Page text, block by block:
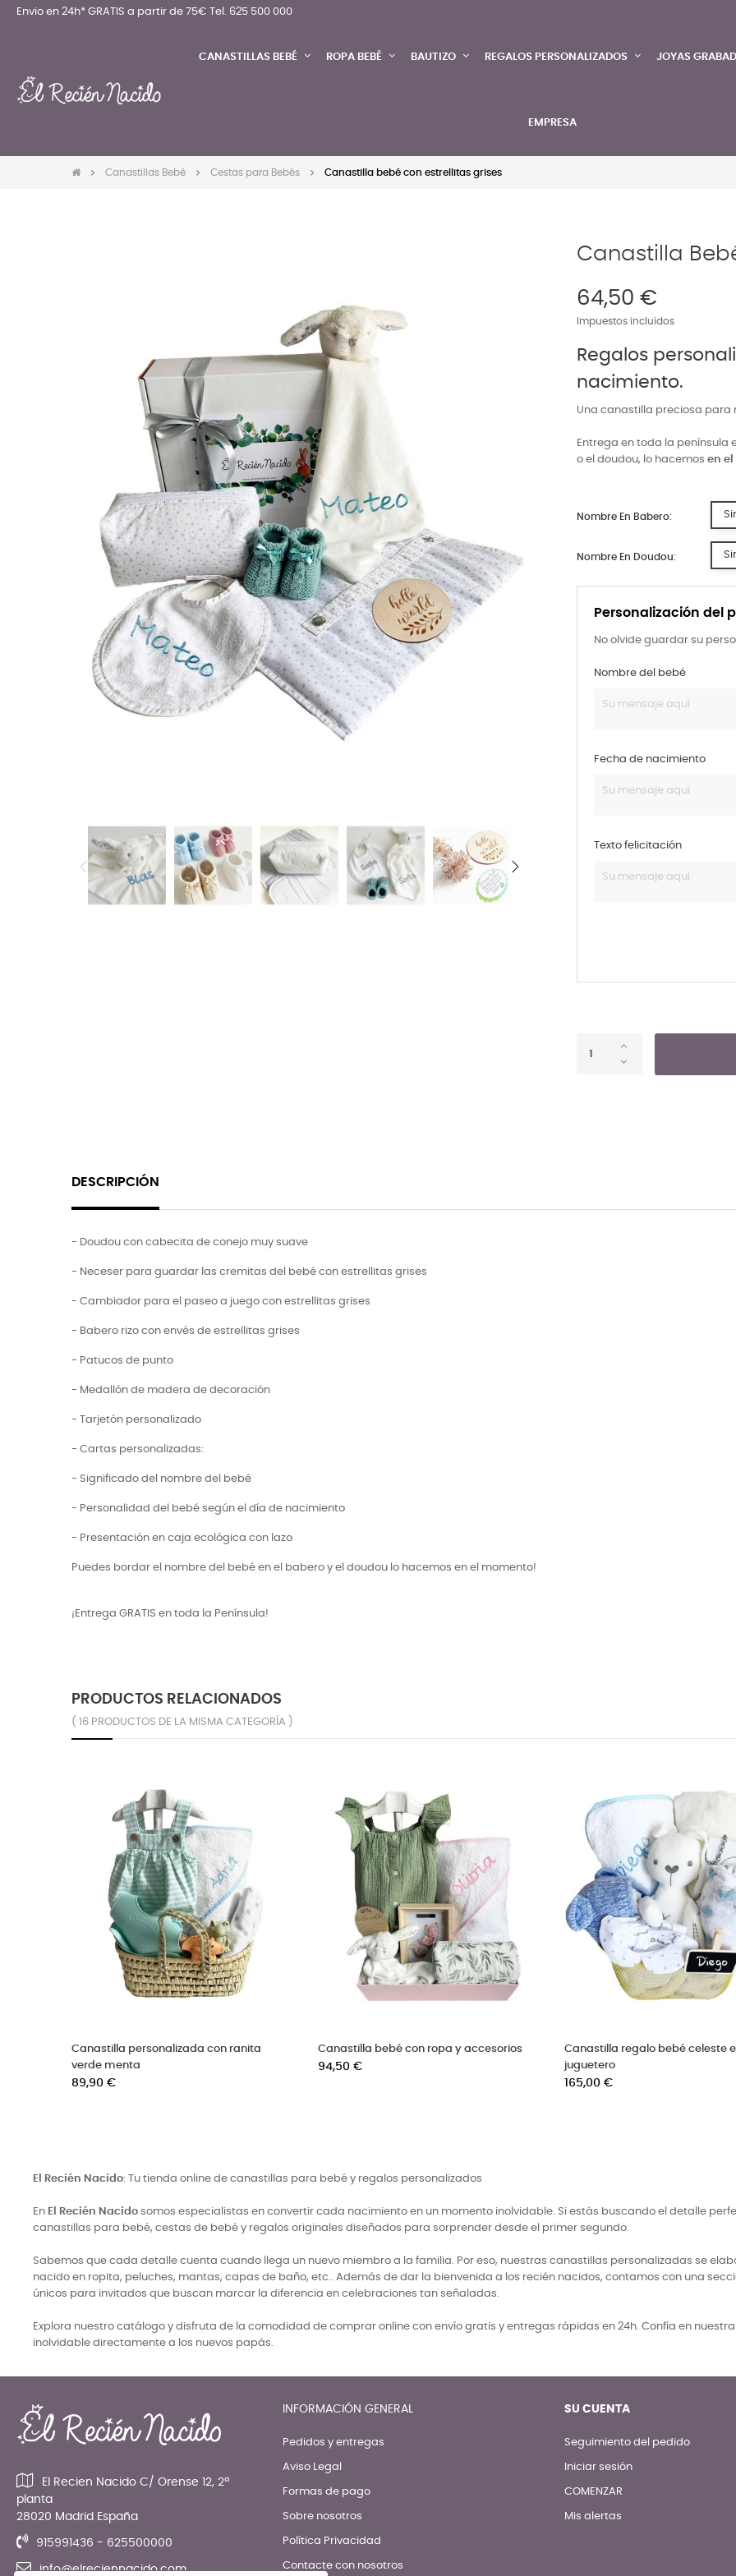
Envio en 24h* GRATIS a partir de 75€ Tel. 625 500 000
CANASTILLAS BEBÉ ROPA BEBÉ BAUTIZO REGALOS PERSONALIZADOS JOYAS
EMPRESA
Canastillas Bebé Cestas para Bebés Canastilla bebé con estrellitas grises
Canastilla
64,50 €
Impuestos incluidos
Regalos
nacimiento.
Una canastilla preciosa para
Entrega en toda la península
o el doudou, lo hacemos en
Personalización del
No olvide guardar su
Nombre del bebé
Fecha de nacimiento
Texto felicitación
Nombre En Babero:
Nombre En Doudou:
DESCRIPCIÓN
- Doudou con cabecita de conejo muy suave
- Neceser para guardar las cremitas del bebé con estrellitas grises
- Cambiador para el paseo a juego con estrellitas grises
- Babero rizo con envés de estrellitas grises
- Patucos de punto
- Medallón de madera de decoración
- Tarjetón personalizado
- Cartas personalizadas:
- Significado del nombre del bebé
- Personalidad del bebé según el día de nacimiento
- Presentación en caja ecológica con lazo
Puedes bordar el nombre del bebé en el babero y el doudou lo hacemos en el momento!
¡Entrega GRATIS en toda la Península!
PRODUCTOS RELACIONADOS
( 16 PRODUCTOS DE LA MISMA CATEGORÍA )
Canastilla mellizos y gemelos
Canastilla bebe en tonos celestes y
blancos con manta
Canastilla bebe con muselina estrellas
El Recién Nacido: Tu tienda online de canastillas para bebé y regalos personalizados
En El Recién Nacido somos especialistas en convertir cada nacimiento en un momento inolvidable. Si estás buscando el detalle
canastillas para bebé, cestas de bebé y regalos originales diseñados para sorprender desde el primer segundo.
Sabemos que cada detalle cuenta cuando llega un nuevo miembro a la familia. Por eso, nuestras canastillas personalizadas se
nacido en ropita, peluches, mantas, capas de baño, etc.. Además de dar la bienvenida a los recién nacidos, contamos con una
únicos para invitados que buscan marcar la diferencia en celebraciones tan señaladas.
Explora nuestro catálogo y disfruta de la comodidad de comprar online con envío gratis y entregas rápidas en 24h. Confía en
inolvidable directamente a los nuevos papás.
El Recien Nacido C/ Orense 12, 2ª
planta
28020 Madrid España
915991436 - 625500000
info@elreciennacido.com
INFORMACIÓN GENERAL
Pedidos y entregas
Aviso Legal
Formas de pago
Sobre nosotros
Política Privacidad
Contacte con nosotros
SU CUENTA
Seguimiento del pedido
Iniciar sesión
COMENZAR
Mis alertas